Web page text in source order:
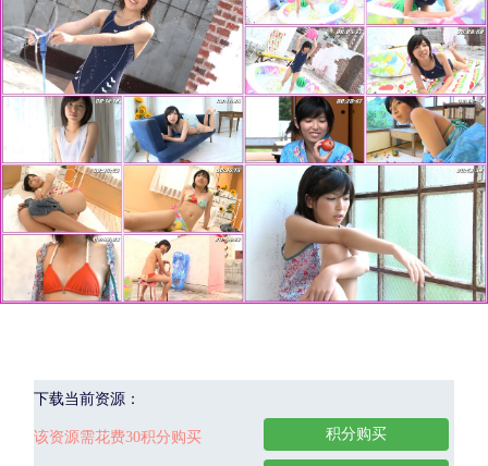
下载当前资源：
该资源需花费30积分购买 积分购买